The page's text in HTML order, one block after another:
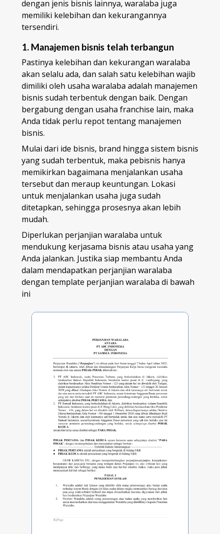
dengan jenis bisnis lainnya, waralaba juga
memiliki kelebihan dan kekurangannya
tersendiri.
1. Manajemen bisnis telah terbangun
Pastinya kelebihan dan kekurangan waralaba
akan selalu ada, dan salah satu kelebihan wajib
dimiliki oleh usaha waralaba adalah manajemen
bisnis sudah terbentuk dengan baik. Dengan
bergabung dengan usaha franchise lain, maka
Anda tidak perlu repot tentang manajemen
bisnis.
Mulai dari ide bisnis, brand hingga sistem bisnis
yang sudah terbentuk, maka pebisnis hanya
memikirkan bagaimana menjalankan usaha
tersebut dan meraup keuntungan. Lokasi
untuk menjalankan usaha juga sudah
ditetapkan, sehingga prosesnya akan lebih
mudah.
Diperlukan perjanjian waralaba untuk
mendukung kerjasama bisnis atau usaha yang
Anda jalankan. Justika siap membantu Anda
dalam mendapatkan perjanjian waralaba
dengan template perjanjian waralaba di bawah
ini